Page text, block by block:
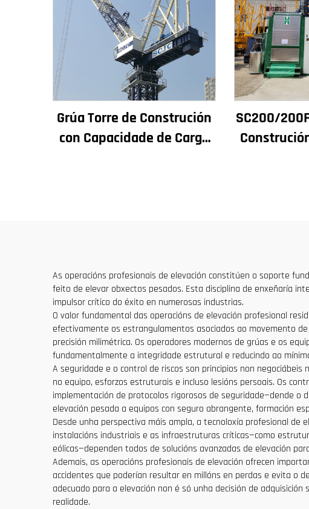
Grúa Torre de Construción
con Capacidade de Carga
SC200/
As operacións profesionais de elevación constitúen o soporte
feito de elevar obxectos pesados. Esta disciplina de enxeñaría
impulsor crítico do éxito en numerosas industrias.
O valor fundamental das operacións de elevación profesional
efectivamente os estrangulamentos asociados ao movemento
precisión milimétrica. Os operadores modernos de grúas e os
fundamentalmente a integridade estrutural e reducindo ao
A seguridade e o control de riscos son principios non
no equipo, esforzos estruturais e incluso lesións persoais. Os
implementación de protocolos rigorosos de seguridade—dende o
elevación pesada a equipos con seguro abrangente, formación
Desde unha perspectiva máis ampla, a tecnoloxía profesional de
instalacións industriais e as infraestruturas críticas—como
eólicas—dependen todos de solucións avanzadas de elevación
Ademais, as operacións profesionais de elevación ofrecen
accidentes que poderían resultar en millóns en perdas e evita o
adecuado para a elevación non é só unha decisión de
realidade.